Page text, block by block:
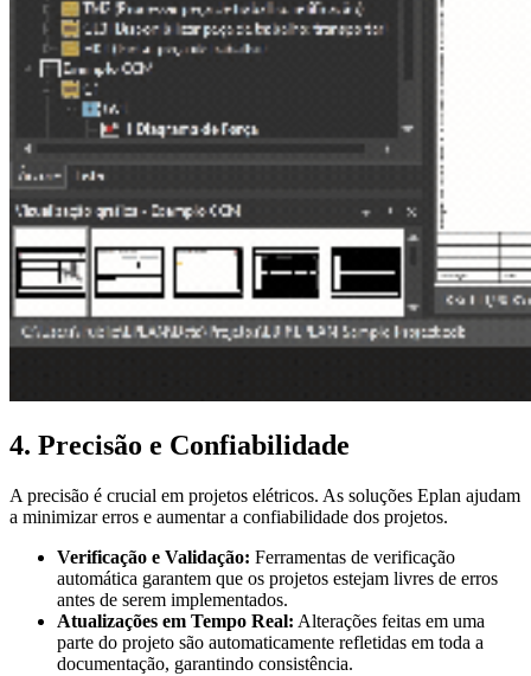
4. Precisão e Confiabilidade
A precisão é crucial em projetos elétricos. As soluções Eplan ajudam
a minimizar erros e aumentar a confiabilidade dos projetos.
Verificação e Validação: Ferramentas de verificação
automática garantem que os projetos estejam livres de erros
antes de serem implementados.
Atualizações em Tempo Real: Alterações feitas em uma
parte do projeto são automaticamente refletidas em toda a
documentação, garantindo consistência.